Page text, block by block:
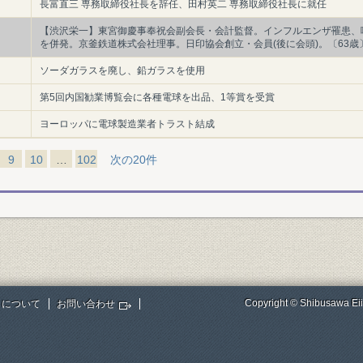
長富直三 専務取締役社長を辞任、田村英二 専務取締役社長に就任
【渋沢栄一】東宮御慶事奉祝会副会長・会計監督。インフルエンザ罹患、
を併発。京釜鉄道株式会社理事。日印協会創立・会員(後に会頭)。〔63歳
ソーダガラスを廃し、鉛ガラスを使用
第5回内国勧業博覧会に各種電球を出品、1等賞を受賞
ヨーロッパに電球製造業者トラスト結成
9 10 102 次の20件
ついて お問い合わせ Copyright © Shibusawa